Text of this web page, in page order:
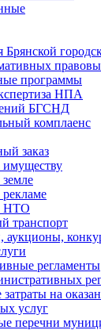
Брянской
программы
НПА
БГСНД
комплаенс
заказ
НТО
транспорт
аукционы,
регламенты
на
услуг
перечни